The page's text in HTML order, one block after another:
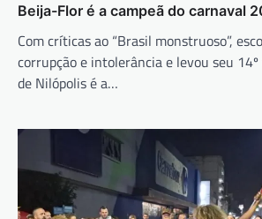
Beija-Flor é a campeã do carnaval
Com críticas ao “Brasil monstruoso”,
corrupção e intolerância e levou seu
de Nilópolis é a…